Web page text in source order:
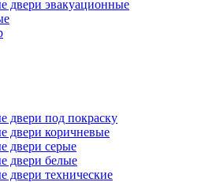
двери эвакуационные
двери под покраску
двери коричневые
двери серые
двери белые
двери технические